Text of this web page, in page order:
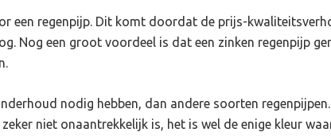
een regenpijp. Dit komt doordat de prijs-
Nog een groot voordeel is dat een zinken regenpijp
nodig hebben, dan andere soorten
niet onaantrekkelijk is, het is wel de enige kleur